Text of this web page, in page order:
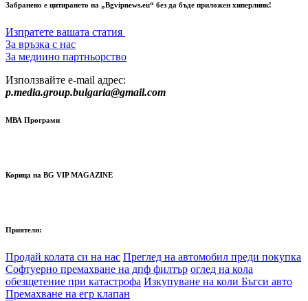
Забранено е цитирането на „Bgvipnews.eu“ без да бъде приложен хиперлинк!
Изпратете вашата статия
За връзка с нас
За медиино партньорство
Използвайте e-mail адрес:
p.media.group.bulgaria@gmail.com
МВА Програми
Корица на BG VIP MAGAZINE
Приятели:
Продай колата си на нас Преглед на автомобил преди покупка
Софтуерно премахване на дпф филтър оглед на кола
обезщетение при катастрофа Изкупуване на коли Бъгси авто
Премахване на егр клапан